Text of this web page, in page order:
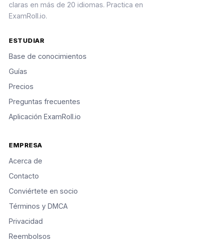
claras en más de 20 idiomas. Practica en
ExamRoll.io.
ESTUDIAR
Base de conocimientos
Guías
Precios
Preguntas frecuentes
Aplicación ExamRoll.io
EMPRESA
Acerca de
Contacto
Conviértete en socio
Términos y DMCA
Privacidad
Reembolsos